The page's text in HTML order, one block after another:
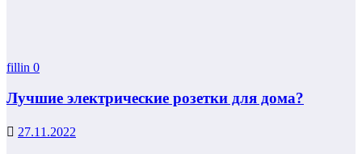
fillin 0
Лучшие электрические розетки для дома?
27.11.2022